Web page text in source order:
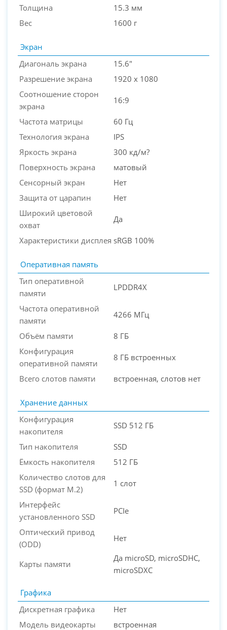
Толщина
15.3 мм
Вес
1600 г
Экран
Диагональ экрана
15.6"
Разрешение экрана
1920 x 1080
Соотношение сторон
экрана
16:9
Частота матрицы
60 Гц
Технология экрана
IPS
Яркость экрана
300 кд/м?
Поверхность экрана
матовый
Сенсорный экран
Нет
Защита от царапин
Нет
Широкий цветовой
охват
Да
Характеристики дисплея sRGB 100%
Оперативная память
Тип оперативной
памяти
LPDDR4X
Частота оперативной
памяти
4266 МГц
Объём памяти
8 ГБ
Конфигурация
оперативной памяти
8 ГБ встроенных
Всего слотов памяти встроенная, слотов нет
Хранение данных
Конфигурация
накопителя
SSD 512 ГБ
Тип накопителя
SSD
Ёмкость накопителя
512 ГБ
Количество слотов для
SSD (формат M.2)
1 слот
Интерфейс
установленного SSD
PCIe
Оптический привод
(ODD)
Нет
Карты памяти
Да microSD, microSDHC,
microSDXC
Графика
Дискретная графика
Нет
Модель видеокарты
встроенная